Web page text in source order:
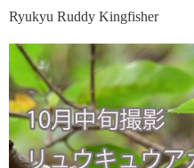
Ryukyu Ruddy Kingfisher